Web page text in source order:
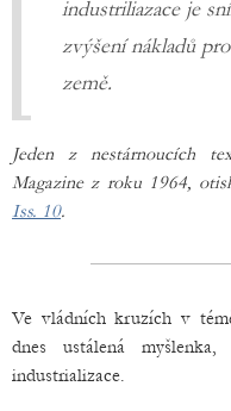
industriliazace je
zvýšení nákladů
země.
Jeden z nestárnoucích
Magazine z roku 1964,
Iss. 10.
Ve vládních kruzích v
dnes ustálená
industrializace.